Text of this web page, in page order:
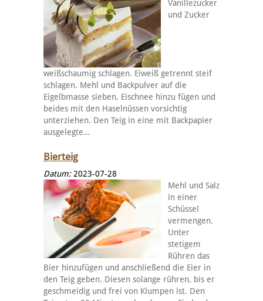
Vanillezucker
und Zucker
weißschaumig schlagen. Eiweiß getrennt steif
schlagen. Mehl und Backpulver auf die
Eigelbmasse sieben, Eischnee hinzu fügen und
beides mit den Haselnüssen vorsichtig
unterziehen. Den Teig in eine mit Backpapier
ausgelegte…
Bierteig
Datum:2023-07-28
Mehl und Salz
in einer
Schüssel
vermengen.
Unter
stetigem
Rühren das
Bier hinzufügen und anschließend die Eier in
den Teig geben. Diesen solange rühren, bis er
geschmeidig und frei von Klumpen ist. Den